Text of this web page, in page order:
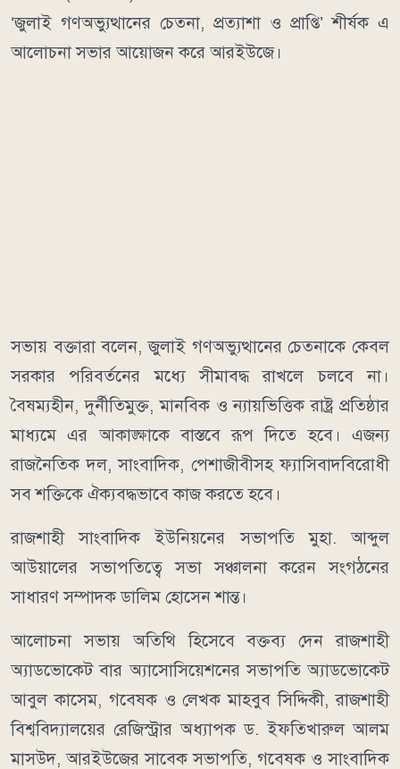
‘জুলাই গণঅভ্যুত্থানের চেতনা, প্রত্যাশা ও প্রাপ্তি’ শীর্ষক এ
আলোচনা সভার আয়োজন করে আরইউজে।
সভায় বক্তারা বলেন, জুলাই গণঅভ্যুত্থানের চেতনাকে কেবল
সরকার পরিবর্তনের মধ্যে সীমাবদ্ধ রাখলে চলবে না।
বৈষম্যহীন, দুর্নীতিমুক্ত, মানবিক ও ন্যায়ভিত্তিক রাষ্ট্র প্রতিষ্ঠার
মাধ্যমে এর আকাঙ্ক্ষাকে বাস্তবে রূপ দিতে হবে। এজন্য
রাজনৈতিক দল, সাংবাদিক, পেশাজীবীসহ ফ্যাসিবাদবিরোধী
সব শক্তিকে ঐক্যবদ্ধভাবে কাজ করতে হবে।
রাজশাহী সাংবাদিক ইউনিয়নের সভাপতি মুহা. আব্দুল
আউয়ালের সভাপতিত্বে সভা সঞ্চালনা করেন সংগঠনের
সাধারণ সম্পাদক ডালিম হোসেন শান্ত।
আলোচনা সভায় অতিথি হিসেবে বক্তব্য দেন রাজশাহী
অ্যাডভোকেট বার অ্যাসোসিয়েশনের সভাপতি অ্যাডভোকেট
আবুল কাসেম, গবেষক ও লেখক মাহবুব সিদ্দিকী, রাজশাহী
বিশ্ববিদ্যালয়ের রেজিস্ট্রার অধ্যাপক ড. ইফতিখারুল আলম
মাসউদ, আরইউজের সাবেক সভাপতি, গবেষক ও সাংবাদিক